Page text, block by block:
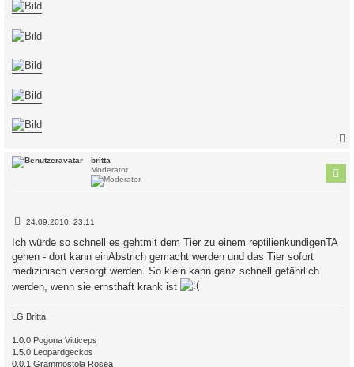
britta
Moderator
B
t
r
g
24.09.2010, 23:11
Ich würde so schnell es gehtmit dem Tier zu einem reptilienkundigenTA
gehen - dort kann einAbstrich gemacht werden und das Tier sofort
medizinisch versorgt werden. So klein kann ganz schnell gefährlich
werden, wenn sie ernsthaft krank ist
LG Britta
1.0.0 Pogona Vitticeps
1.5.0 Leopardgeckos
0.0.1 Grammostola Rosea